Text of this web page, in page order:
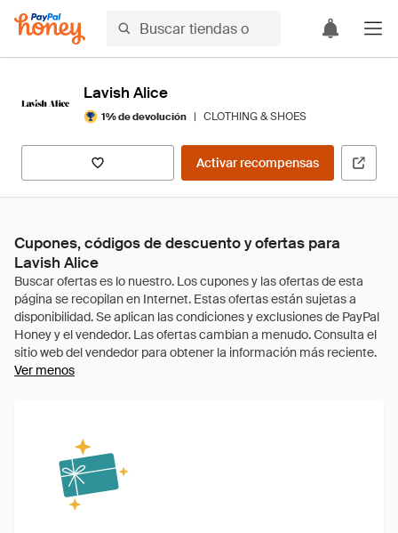
Lavish Alice
1% de devolución | CLOTHING & SHOES
Activar recompensas
Cupones, códigos de descuento y ofertas para
Lavish Alice
Ver menos